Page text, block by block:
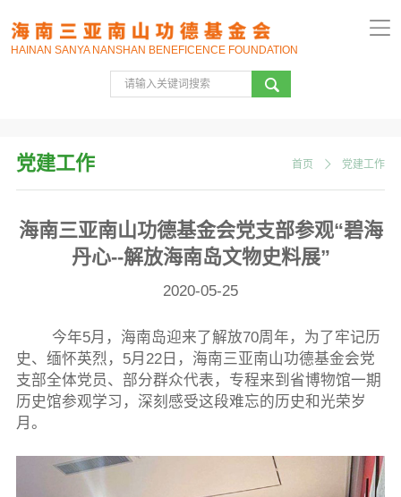
HAINAN SANYA NANSHAN BENEFICENCE FOUNDATION
党建工作 首页 党建工作
海南三亚南山功德基金会党支部参观“碧海
丹心--解放海南岛文物史料展”
2020-05-25
今年5月，海南岛迎来了解放70周年，为了牢记历
史、缅怀英烈，5月22日，海南三亚南山功德基金会党
支部全体党员、部分群众代表，专程来到省博物馆一期
历史馆参观学习，深刻感受这段难忘的历史和光荣岁
月。